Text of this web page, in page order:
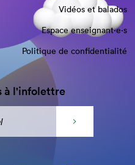
Vidéos et balados
Espace enseignant·e⋅s
Politique de confidentialité
à l'infolettre